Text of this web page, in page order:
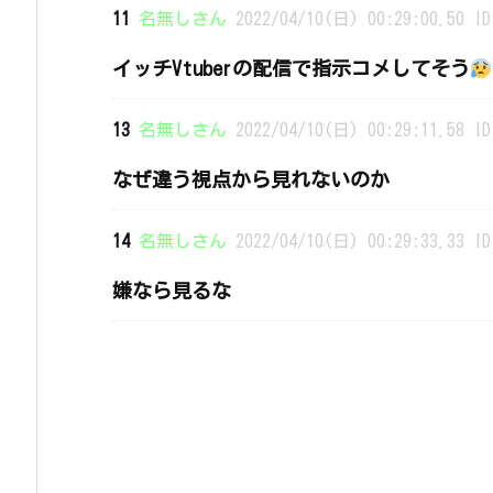
11 名無しさん 2022/04/10(日) 00:29:00.50
イッチVtuberの配信で指示コメしてそう
13 名無しさん 2022/04/10(日) 00:29:11.58
なぜ違う視点から見れないのか
14 名無しさん 2022/04/10(日) 00:29:33.33
嫌なら見るな